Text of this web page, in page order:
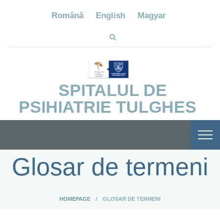
Română English Magyar
SPITALUL DE
PSIHIATRIE TULGHES
Glosar de termeni
HOMEPAGE GLOSAR DE TERMENI